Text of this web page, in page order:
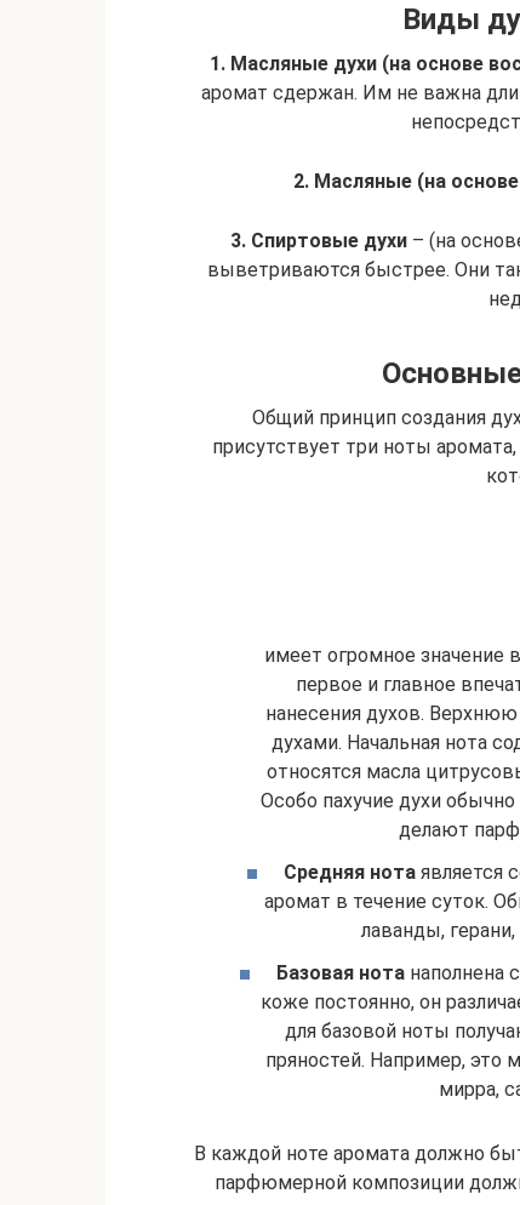
Виды
1. Масляные духи (на основе
аромат сдержан. Им не важна
2. Масляные (на
3. Спиртовые духи – (на
выветриваются быстрее. Они
Общий принцип создания
присутствует три ноты
имеет огромное значение
первое и главное
нанесения духов.
духами. Начальная нота
относятся масла
Особо пахучие духи
делают
Средняя нотаявляется
аромат в течение суток.
лаванды,
Базовая нотанаполнена
коже постоянно, он
для базовой ноты
пряностей. Например, это
мирра,
В каждой ноте аромата должно
парфюмерной композиции